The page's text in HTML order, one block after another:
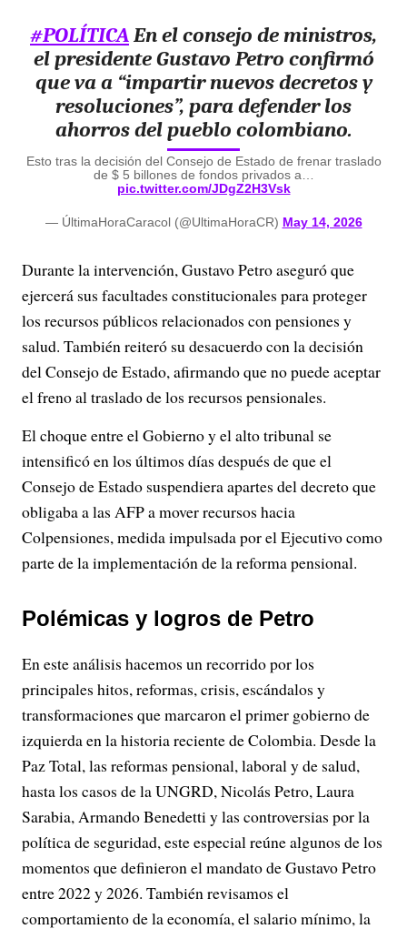
#POLÍTICAEn el consejo de ministros,
el presidente Gustavo Petro confirmó
que va a “impartir nuevos decretos y
resoluciones”, para defender los
ahorros del pueblo colombiano.
Esto tras la decisión del Consejo de Estado de frenar traslado
de $ 5 billones de fondos privados a…
pic.twitter.com/JDgZ2H3Vsk
— ÚltimaHoraCaracol (@UltimaHoraCR) May 14, 2026
Durante la intervención,Gustavo Petroaseguró que
ejercerá sus facultades constitucionales para proteger
los recursos públicos relacionados con pensiones y
salud. También reiteró su desacuerdo con la decisión
del Consejo de Estado, afirmando que no puede aceptar
el freno al traslado de los recursos pensionales.
El choque entre el Gobierno y el alto tribunal se
intensificó en los últimos días después de que el
Consejo de Estado suspendiera apartes del decreto que
obligaba a las AFP a mover recursos hacia
Colpensiones, medida impulsada por el Ejecutivo como
parte de la implementación de la reforma pensional.
Polémicas y logros de Petro
En este análisis hacemos un recorrido por los
principales hitos, reformas, crisis, escándalos y
transformaciones que marcaron el primer gobierno de
izquierda en la historia reciente de Colombia. Desde la
Paz Total, las reformas pensional, laboral y de salud,
hasta los casos de la UNGRD, Nicolás Petro, Laura
Sarabia, Armando Benedetti y las controversias por la
política de seguridad, este especial reúne algunos de los
momentos que definieron el mandato de Gustavo Petro
entre 2022 y 2026. También revisamos el
comportamiento de la economía, el salario mínimo, la